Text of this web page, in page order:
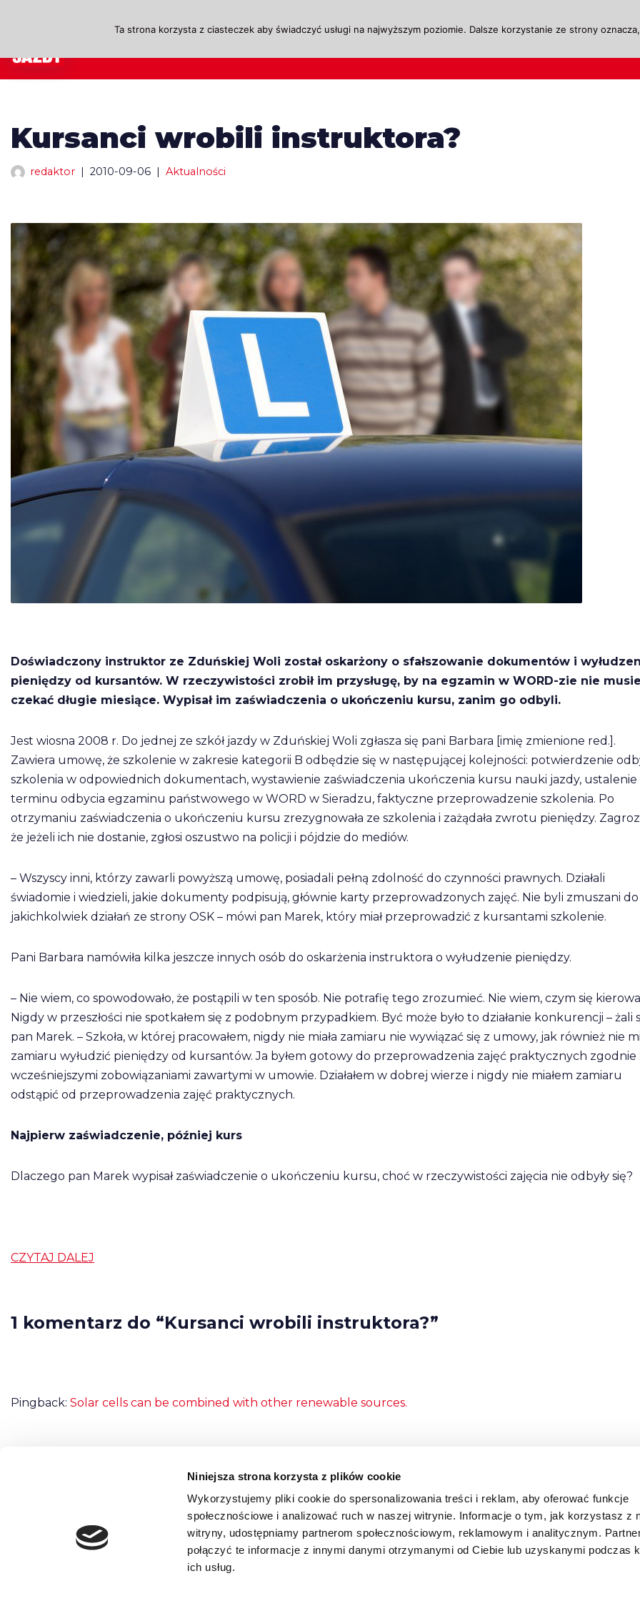
Niniejsza strona korzysta z plików cookie
Wykorzystujemy pliki cookie do spersonalizowania treści i reklam, aby oferować funkcje
społecznościowe i analizować ruch w naszej witrynie. Informacje o tym, jak korzystasz z
witryny, udostępniamy partnerom społecznościowym, reklamowym i analitycznym.
połączyć te informacje z innymi danymi otrzymanymi od Ciebie lub uzyskanymi podczas
ich usług.
do
treści
Kursanci wrobili instruktora?
redaktor 2010-09-06 Aktualności
Doświadczony instruktor ze Zduńskiej Woli został oskarżony o sfałszowanie dokumentów i
pieniędzy od kursantów. W rzeczywistości zrobił im przysługę, by na egzamin w WORD-zie nie
czekać długie miesiące. Wypisał im zaświadczenia o ukończeniu kursu, zanim go odbyli.
Jest wiosna 2008 r. Do jednej ze szkół jazdy w Zduńskiej Woli zgłasza się pani Barbara [imię zmienione red.].
Zawiera umowę, że szkolenie w zakresie kategorii B odbędzie się w następującej kolejności: potwierdzenie
szkolenia w odpowiednich dokumentach, wystawienie zaświadczenia ukończenia kursu nauki jazdy, ustalenie
terminu odbycia egzaminu państwowego w WORD w Sieradzu, faktyczne przeprowadzenie szkolenia. Po
otrzymaniu zaświadczenia o ukończeniu kursu zrezygnowała ze szkolenia i zażądała zwrotu pieniędzy.
że jeżeli ich nie dostanie, zgłosi oszustwo na policji i pójdzie do mediów.
– Wszyscy inni, którzy zawarli powyższą umowę, posiadali pełną zdolność do czynności prawnych. Działali
świadomie i wiedzieli, jakie dokumenty podpisują, głównie karty przeprowadzonych zajęć. Nie byli zmuszani do
jakichkolwiek działań ze strony OSK – mówi pan Marek, który miał przeprowadzić z kursantami szkolenie.
Pani Barbara namówiła kilka jeszcze innych osób do oskarżenia instruktora o wyłudzenie pieniędzy.
– Nie wiem, co spowodowało, że postąpili w ten sposób. Nie potrafię tego zrozumieć. Nie wiem, czym się
Nigdy w przeszłości nie spotkałem się z podobnym przypadkiem. Być może było to działanie konkurencji – żali
pan Marek. – Szkoła, w której pracowałem, nigdy nie miała zamiaru nie wywiązać się z umowy, jak również nie
zamiaru wyłudzić pieniędzy od kursantów. Ja byłem gotowy do przeprowadzenia zajęć praktycznych zgodnie
wcześniejszymi zobowiązaniami zawartymi w umowie. Działałem w dobrej wierze i nigdy nie miałem zamiaru
odstąpić od przeprowadzenia zajęć praktycznych.
Najpierw zaświadczenie, później kurs
Dlaczego pan Marek wypisał zaświadczenie o ukończeniu kursu, choć w rzeczywistości zajęcia nie odbyły się?
CZYTAJ DALEJ
1 komentarz do “Kursanci wrobili instruktora?”
Pingback: Solar cells can be combined with other renewable sources.
Możliwość komentowania została wyłączona.
Ta strona korzysta z ciasteczek aby świadczyć usługi na najwyższym poziomie. Dalsze korzystanie ze strony